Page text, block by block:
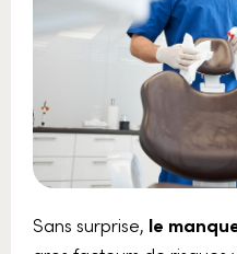
Sans surprise, le